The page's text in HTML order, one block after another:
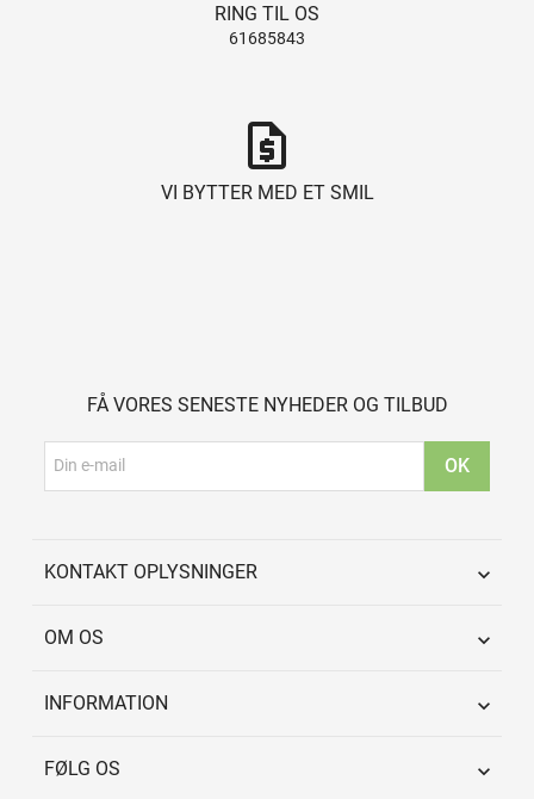
RING TIL OS
61685843
request_quote
VI BYTTER MED ET SMIL
FÅ VORES SENESTE NYHEDER OG TILBUD
KONTAKT OPLYSNINGER 
OM OS 
INFORMATION 
FØLG OS 